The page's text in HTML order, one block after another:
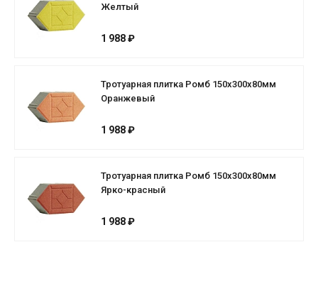
Желтый
1 988 ₽
Тротуарная плитка Ромб 150х300х80мм
Оранжевый
1 988 ₽
Тротуарная плитка Ромб 150х300х80мм
Ярко-красный
1 988 ₽